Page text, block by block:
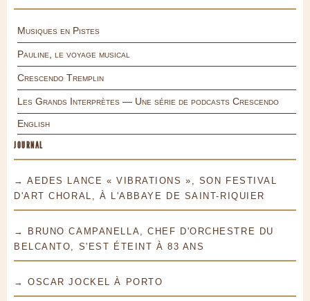
Musiques en Pistes
Pauline, le voyage musical
Crescendo Tremplin
Les Grands Interprètes — Une série de podcasts Crescendo
English
JOURNAL
→ AEDES LANCE « VIBRATIONS », SON FESTIVAL
D'ART CHORAL, À L'ABBAYE DE SAINT-RIQUIER
→ BRUNO CAMPANELLA, CHEF D'ORCHESTRE DU
BELCANTO, S'EST ÉTEINT À 83 ANS
→ OSCAR JOCKEL À PORTO